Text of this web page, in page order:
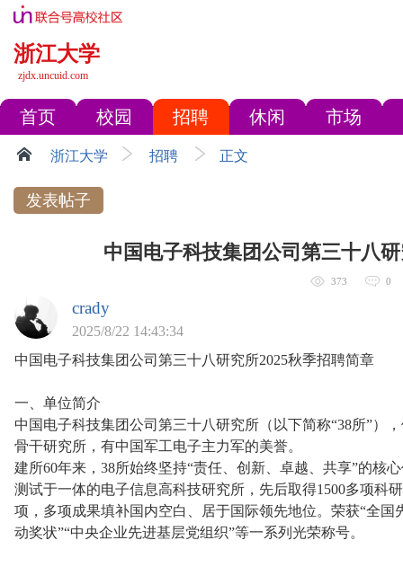
浙江大学
zjdx.uncuid.com
首页 校园 招聘 休闲 市场
浙江大学 招聘 正文
发表帖子
中国电子科技集团公司第三十八
373 0
crady
2025/8/22 14:43:34
中国电子科技集团公司第三十八研究所2025秋季招聘简章
一、单位简介
中国电子科技集团公司第三十八研究所（以下简称“38所”）
骨干研究所，有中国军工电子主力军的美誉。
建所60年来，38所始终坚持“责任、创新、卓越、共享”的核
测试于一体的电子信息高科技研究所，先后取得1500多项科
项，多项成果填补国内空白、居于国际领先地位。荣获“全国
动奖状”“中央企业先进基层党组织”等一系列光荣称号。